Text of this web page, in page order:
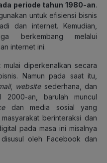
periode tahun 1980-an.
untuk efisiensi bisnis
dan internet. Kemudian,
berkembang melalui
internet ini.
diperkenalkan secara
Namun pada saat itu,
, website sederhana, dan
2000-an, barulah muncul
dan media sosial yang
berinteraksi dan
pada masa ini misalnya
oleh Facebook dan